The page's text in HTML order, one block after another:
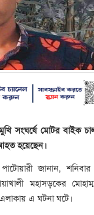
সংঘর্ষে মোটর বাইক
হয়েছেন।
জানান,
মহাসড়কের
এ ঘটনা ঘটে।